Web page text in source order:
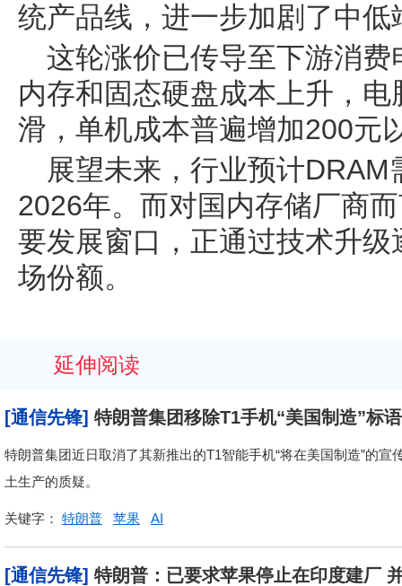
统产品线，进一步加剧了中
这轮涨价已传导至下游消
内存和固态硬盘成本上升，
滑，单机成本普遍增加200元
展望未来，行业预计
2026年。而对国内存储厂商
要发展窗口，正通过技术升
场份额。
延伸阅读
[通信先锋] 特朗普集团移除T1手机“美国制造”标
特朗普集团近日取消了其新推出的T1智能手机“将在美国制造”的
土生产的质疑。
关键字： 特朗普 苹果 AI
[通信先锋] 特朗普：已要求苹果停止在印度建厂